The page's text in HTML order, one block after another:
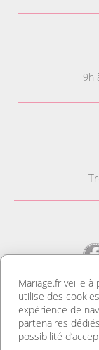
9h
LE
Notre site est le
trouverez des
Mariage.fr veille
utilise des
expérience de
partenaires
possibilité